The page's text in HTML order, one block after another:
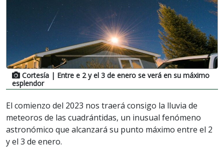
Cortesía | Entre e 2 y el 3 de enero se verá en su máximo
esplendor
El comienzo del 2023 nos traerá consigo la lluvia de
meteoros de las cuadrántidas, un inusual fenómeno
astronómico que alcanzará su punto máximo entre el 2
y el 3 de enero.